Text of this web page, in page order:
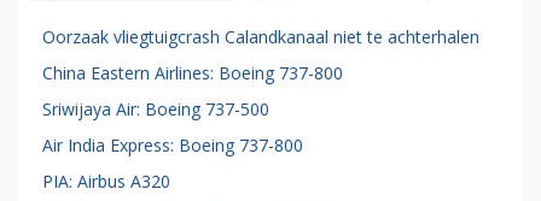
Oorzaak vliegtuigcrash Calandkanaal niet te achterhalen
China Eastern Airlines: Boeing 737-800
Sriwijaya Air: Boeing 737-500
Air India Express: Boeing 737-800
PIA: Airbus A320